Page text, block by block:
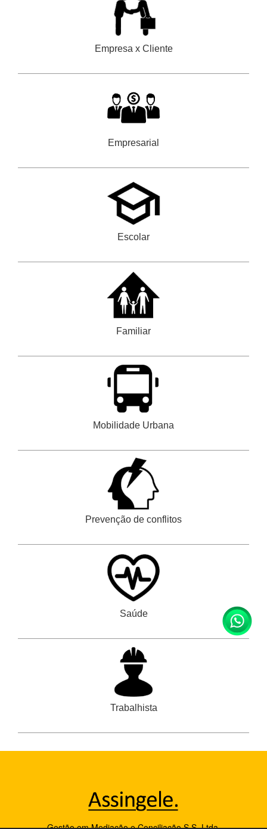
Empresa x Cliente
Empresarial
Escolar
Familiar
Mobilidade Urbana
Prevenção de conflitos
Saúde
Trabalhista